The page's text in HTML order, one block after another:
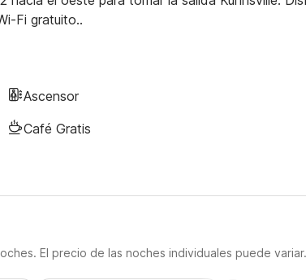
Fi gratuito..
Ascensor
Café Gratis
El precio de las noches individuales puede variar.